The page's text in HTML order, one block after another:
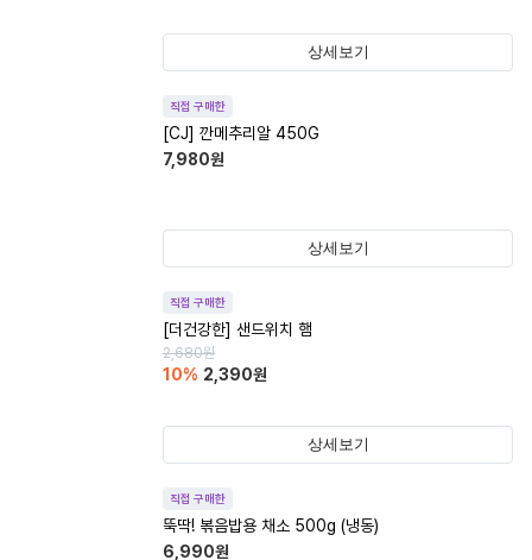
상세보기
직접 구매한
[CJ] 깐메추리알 450G
7,980원
상세보기
직접 구매한
[더건강한] 샌드위치 햄
2,680원
10% 2,390원
상세보기
직접 구매한
뚝딱! 볶음밥용 채소 500g (냉동)
6,990원